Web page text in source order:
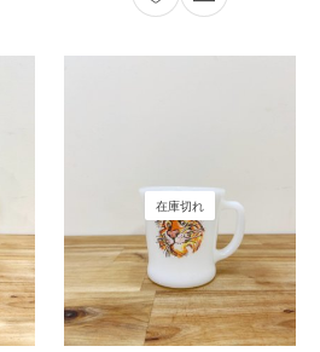
在庫切れ